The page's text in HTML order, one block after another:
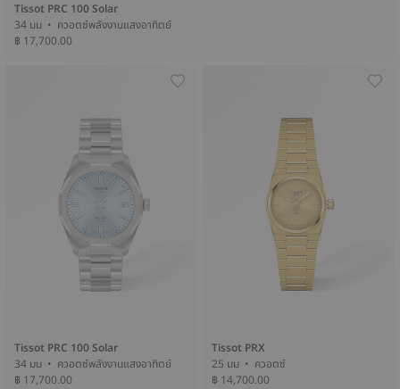
Tissot PRC 100 Solar
34 มม • ควอตซ์พลังงานแสงอาทิตย์
฿ 17,700.00
Tissot PRC 100 Solar
34 มม • ควอตซ์พลังงานแสงอาทิตย์
฿ 17,700.00
Tissot PRX
25 มม • ควอตซ์
฿ 14,700.00